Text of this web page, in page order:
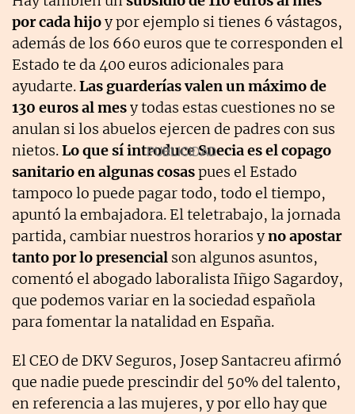
por cada hijoy por ejemplo si tienes 6 vástagos,
además de los 660 euros que te corresponden el
Estado te da 400 euros adicionales para
ayudarte.Las guarderías valen un máximo de
130 euros al mesy todas estas cuestiones no se
anulan si los abuelos ejercen de padres con sus
nietos.Lo que sí introduce Suecia es el copago
sanitario en algunas cosaspues el Estado
tampoco lo puede pagar todo, todo el tiempo,
apuntó la embajadora. El teletrabajo, la jornada
partida, cambiar nuestros horarios yno apostar
tanto por lo presencial son algunos asuntos,
comentó el abogado laboralista Iñigo Sagardoy,
que podemos variar en la sociedad española
para fomentar la natalidad en España.
El CEO de DKV Seguros, Josep Santacreu afirmó
que nadie puede prescindir del 50% del talento,
en referencia a las mujeres, y por ello hay que